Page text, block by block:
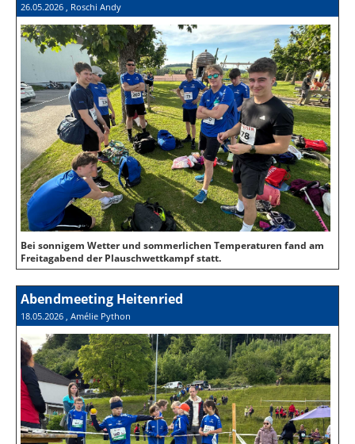
26.05.2026 , Roschi Andy
Bei sonnigem Wetter und sommerlichen Temperaturen fand am
Freitagabend der Plauschwettkampf statt.
Abendmeeting Heitenried
18.05.2026 , Amélie Python